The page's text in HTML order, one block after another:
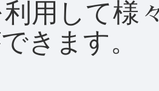
用して様
きます。